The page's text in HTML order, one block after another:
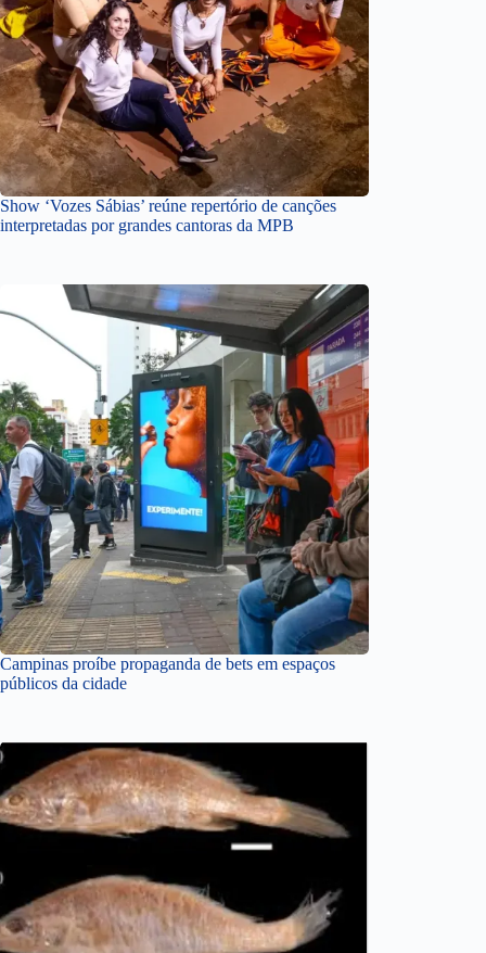
Show ‘Vozes Sábias’ reúne repertório de canções
interpretadas por grandes cantoras da MPB
Campinas proíbe propaganda de bets em espaços
públicos da cidade